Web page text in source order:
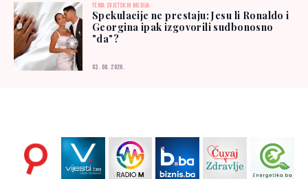
TEMA SVJETSKIH MEDIJA
Spekulacije ne prestaju: Jesu li Ronaldo i
Georgina ipak izgovorili sudbonosno
"da"?
03. 08. 2026.